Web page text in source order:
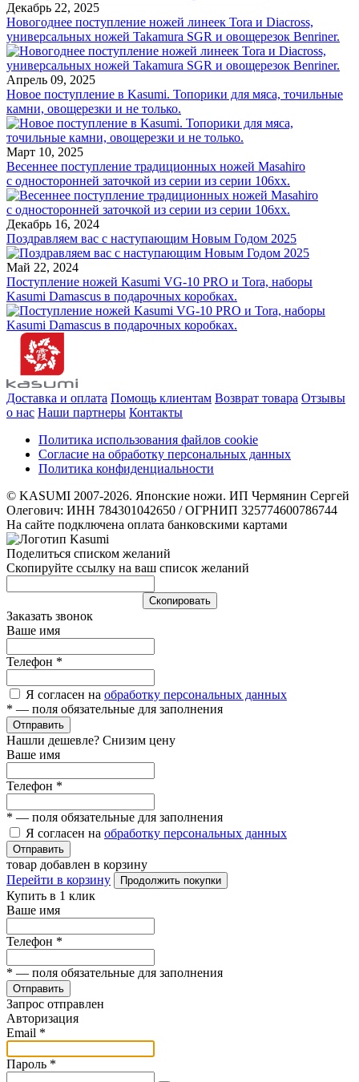
Декабрь 22, 2025
Новогоднее поступление ножей линеек Tora и Diacross,
универсальных ножей Takamura SGR и овощерезок Benriner.
Апрель 09, 2025
Новое поступление в Kasumi. Топорики для мяса, точильные
камни, овощерезки и не только.
Март 10, 2025
Весеннее поступление традиционных ножей Masahiro
с односторонней заточкой из серии из серии 106хх.
Декабрь 16, 2024
Поздравляем вас с наступающим Новым Годом 2025
Май 22, 2024
Поступление ножей Kasumi VG-10 PRO и Tora, наборы
Kasumi Damascus в подарочных коробках.
Доставка и оплата Помощь клиентам Возврат товара Отзывы
о нас Наши партнеры Контакты
Политика использования файлов cookie
Согласие на обработку персональных данных
Политика конфиденциальности
© KASUMI 2007-2026. Японские ножи. ИП Чермянин Сергей
Олегович: ИНН 784301042650 / ОГРНИП 325774600786744
На сайте подключена оплата банковскими картами
Поделиться списком желаний
Скопируйте ссылку на ваш список желаний
Cкопировать
Заказать звонок
Ваше имя
Телефон *
Я согласен на обработку персональных данных
* — поля обязательные для заполнения
Отправить
Нашли дешевле? Снизим цену
Ваше имя
Телефон *
* — поля обязательные для заполнения
Я согласен на обработку персональных данных
Отправить
товар добавлен в корзину
Перейти в корзину
Продолжить покупки
Купить в 1 клик
Ваше имя
Телефон *
* — поля обязательные для заполнения
Отправить
Запрос отправлен
Авторизация
Email *
Пароль *